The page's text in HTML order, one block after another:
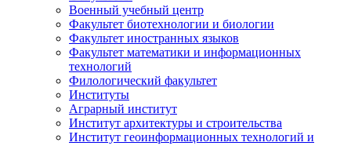
Военный учебный центр
Факультет биотехнологии и биологии
Факультет иностранных языков
Факультет математики и информационных
технологий
Филологический факультет
Институты
Аграрный институт
Институт архитектуры и строительства
Институт геоинформационных технологий и